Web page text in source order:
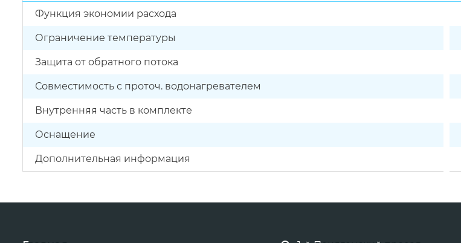
Функция экономии расхода
Ограничение температуры
Защита от обратного потока
Совместимость с проточ. водонагревателем
Внутренняя часть в комплекте
Оснащение
Дополнительная информация